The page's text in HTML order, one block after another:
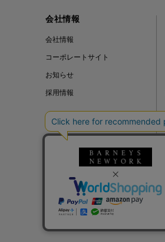
ALPO
AMIRI
AMOMENTO
ANCIENT GREEK
SANDAL
会社情報
会社情報
コーポレートサイト
お知らせ
採用情報